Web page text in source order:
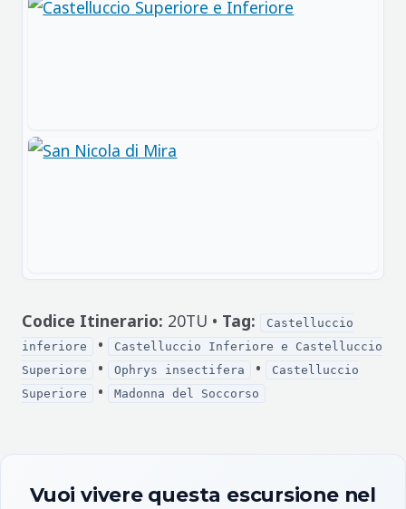
Codice Itinerario: 20TU • Tag:
Castelluccio
inferiore
•
Castelluccio Inferiore e Castelluccio
Superiore
• Ophrys insectifera •
Castelluccio
Superiore
• Madonna del Soccorso
Vuoi vivere questa escursione nel